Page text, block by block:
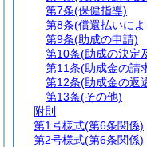
第7条(保健指導)
第8条(償還払いに
第9条(助成の申請)
第10条(助成の決定
第11条(助成金の請
第12条(助成金の返
第13条(その他)
附則
第1号様式(第6条関係)
第2号様式(第6条関係)